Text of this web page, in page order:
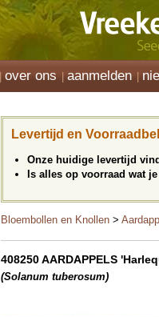
over ons aanmelden
Levertijd en
Onze huidige levertijd
Is alles op voorraad wat
Bloembollen en Knollen >
408250 AARDAPPELS
(Solanum tuberosum)